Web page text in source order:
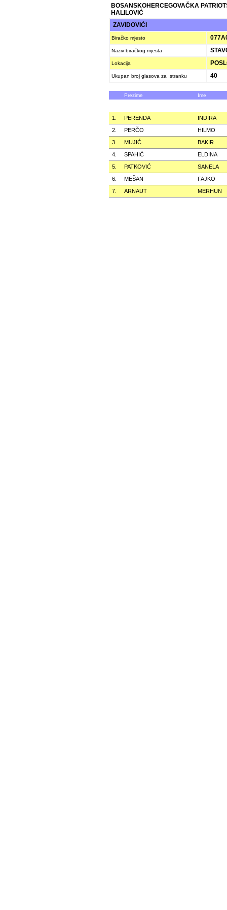
BOSANSKOHERCEGOVAČKA
HALILOVIĆ
ZAVIDOVIĆI
Biračko mjesto
Naziv biračkog mjesta
Lokacija
Ukupan broj glasova za stranku 40
Prezime Ime
1. PERENDA
INDIRA
2.
PERČO
HILMO
3.
MUJIĆ
BAKIR
4.
SPAHIĆ
ELDINA
5.
PATKOVIĆ
SANELA
6.
MEŠAN
FAJKO
7.
ARNAUT MERHUN